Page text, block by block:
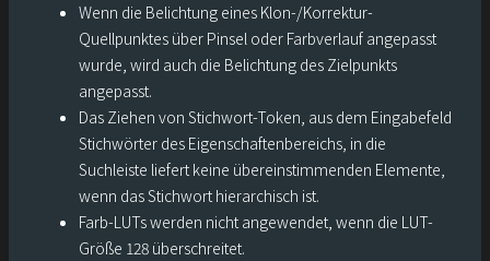
Wenn die Belichtung eines Klon-/Korrektur-
Quellpunktes über Pinsel oder Farbverlauf angepasst
wurde, wird auch die Belichtung des Zielpunkts
angepasst.
Das Ziehen von Stichwort-Token, aus dem Eingabefeld
Stichwörter des Eigenschaftenbereichs, in die
Suchleiste liefert keine übereinstimmenden Elemente,
wenn das Stichwort hierarchisch ist.
Farb-LUTs werden nicht angewendet, wenn die LUT-
Größe 128 überschreitet.